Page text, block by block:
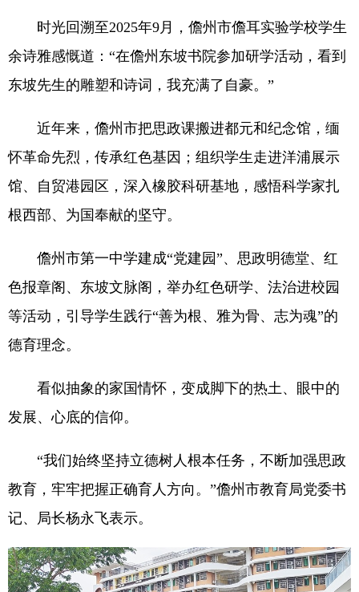
时光回溯至2025年9月，儋州市儋耳实验学校学生
余诗雅感慨道：“在儋州东坡书院参加研学活动，看到
东坡先生的雕塑和诗词，我充满了自豪。”
近年来，儋州市把思政课搬进都元和纪念馆，缅
怀革命先烈，传承红色基因；组织学生走进洋浦展示
馆、自贸港园区，深入橡胶科研基地，感悟科学家扎
根西部、为国奉献的坚守。
儋州市第一中学建成“党建园”、思政明德堂、红
色报章阁、东坡文脉阁，举办红色研学、法治进校园
等活动，引导学生践行“善为根、雅为骨、志为魂”的
德育理念。
看似抽象的家国情怀，变成脚下的热土、眼中的
发展、心底的信仰。
“我们始终坚持立德树人根本任务，不断加强思政
教育，牢牢把握正确育人方向。”儋州市教育局党委书
记、局长杨永飞表示。